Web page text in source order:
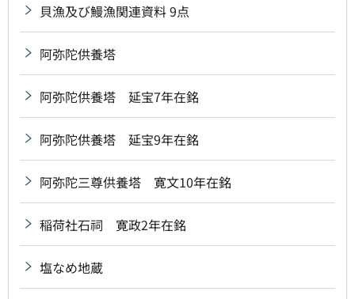
貝漁及び鰻漁関連資料 9点
阿弥陀供養塔
阿弥陀供養塔 延宝7年在銘
阿弥陀供養塔 延宝9年在銘
阿弥陀三尊供養塔 寛文10年在銘
稲荷社石祠 寛政2年在銘
塩なめ地蔵